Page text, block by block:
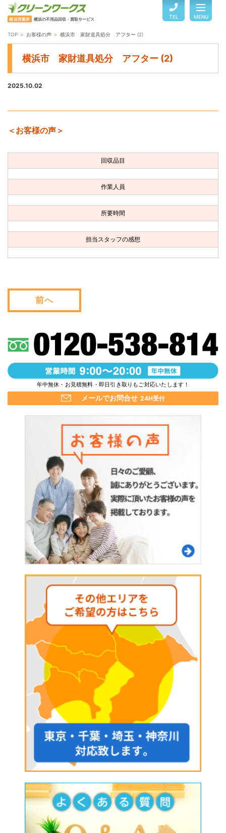
横浜営業所 横浜の不用品回収・買取サービス TEL MENU
TOP
ご利用の流れ
お客様の声
お問い合わせ
会社概要
WEB割引券プレゼント！
TOP お客様の声 横浜市 家財道具処分 アフター (2)
横浜市 家財道具処分 アフター (2)
2025.10.02
＜お客様の声＞
回収品目
作業人員
所要時間
担当スタッフの感想
前へ
年中無休・お見積無料・即日引き取りもご対応いたします！
メールでお問合せ 24H受付